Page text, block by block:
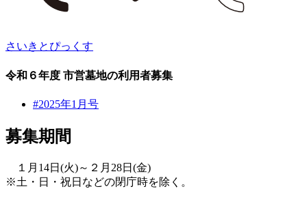
さいきとぴっくす
令和６年度 市営墓地の利用者募集
#2025年1月号
募集期間
１月14日(火)～２月28日(金)
※土・日・祝日などの閉庁時を除く。